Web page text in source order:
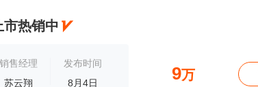
热销中
销售经理
苏云翔
发布时间
8月4日
9万